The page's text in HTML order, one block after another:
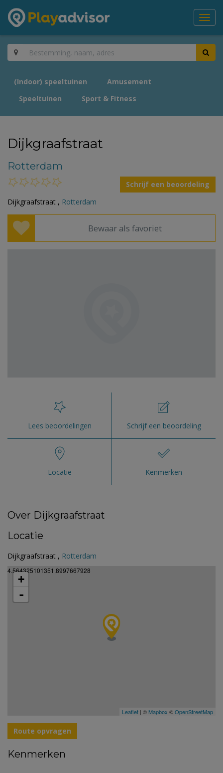
(Indoor) speeltuinen
Amusement
Speeltuinen
Sport & Fitness
Dijkgraafstraat
Rotterdam
Schrijf een beoordeling
Dijkgraafstraat , Rotterdam
Bewaar als favoriet
Lees beoordelingen Schrijf een beoordeling
Locatie Kenmerken
Over Dijkgraafstraat
Locatie
Dijkgraafstraat , Rotterdam
4.564325101351.8997667928
+
-
Leaflet | © Mapbox ©OpenStreetMap
Route opvragen
Kenmerken